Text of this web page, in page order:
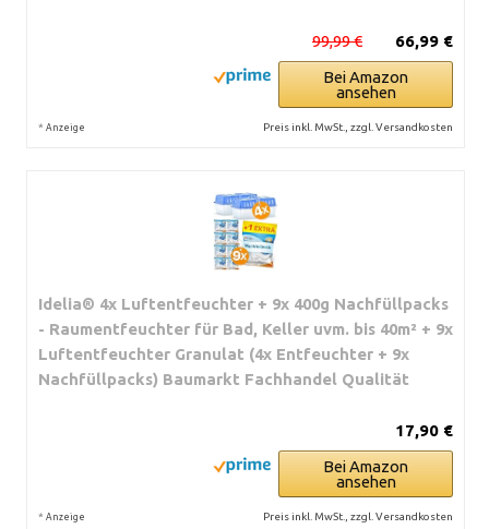
66,99 €
99,99 €
Bei Amazon
ansehen
* Anzeige Preis inkl. MwSt., zzgl. Versandkosten
Idelia® 4x Luftentfeuchter + 9x 400g Nachfüllpacks
- Raumentfeuchter für Bad, Keller uvm. bis 40m² + 9x
Luftentfeuchter Granulat (4x Entfeuchter + 9x
Nachfüllpacks) Baumarkt Fachhandel Qualität
17,90 €
Bei Amazon
ansehen
* Anzeige Preis inkl. MwSt., zzgl. Versandkosten